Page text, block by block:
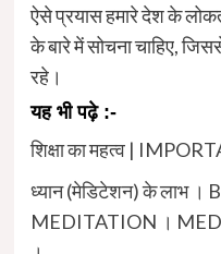
ऐसे प्रयास हमारे देश के
के बारे में सोचना चाहिए,
रहे।
यह भी पढ़े :-
शिक्षा का महत्व |
ध्यान (मेडिटेशन) के लाभ ।
MEDITATION ।